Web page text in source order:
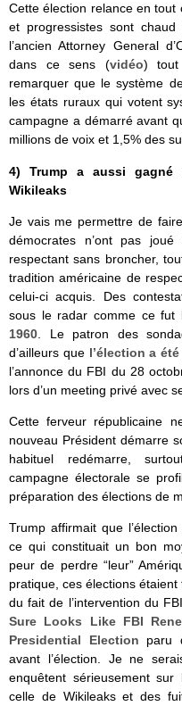
Cette élection relance en
et progressistes sont
l’ancien Attorney General
dans ce sens (vidéo) tout
remarquer que le système
les états ruraux qui votent
campagne a démarré avant
millions de voix et 1,5% des
4) Trump a aussi
Wikileaks
Je vais me permettre de
démocrates n’ont pas
respectant sans broncher,
tradition américaine de
celui-ci acquis. Des
sous le radar comme ce
1960 . Le patron des
d’ailleurs que l’élection a
l’annonce du FBI du 28
lors d’un meeting privé avec
Cette ferveur républicaine
nouveau Président démarre
habituel redémarre,
campagne électorale se
préparation des élections de
Trump affirmait que
ce qui constituait un bon
peur de perdre “leur”
pratique, ces élections
du fait de l’intervention du
Sure Looks Like FBI
Presidential Election paru
avant l’élection. Je ne
enquêtent sérieusement
celle de Wikileaks et des